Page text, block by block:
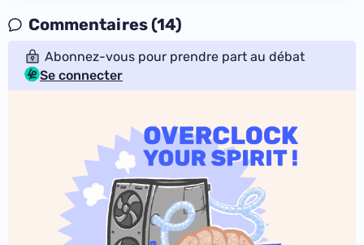
Commentaires (14)
Abonnez-vous pour prendre part au débat
Se connecter